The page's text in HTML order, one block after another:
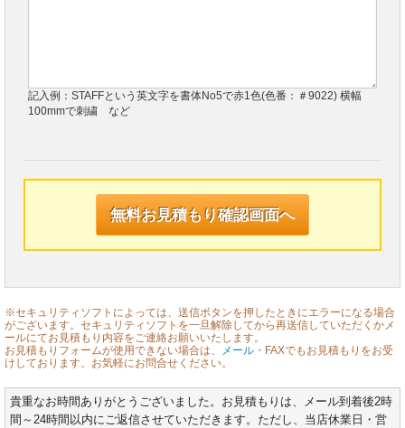
記入例：STAFFという英文字を書体No5で赤1色(色番：＃9022) 横幅
100mmで刺繍 など
※セキュリティソフトによっては、送信ボタンを押したときにエラーになる場合
がございます。セキュリティソフトを一旦解除してから再送信していただくかメ
ールにてお見積もり内容をご連絡お願いいたします。
お見積もりフォームが使用できない場合は、
メール ・FAXでもお見積もりをお受
けしております。お気軽にお問合せください。
貴重なお時間ありがとうございました。お見積もりは、メール到着後2時
間～24時間以内にご返信させていただきます。ただし、当店休業日・営